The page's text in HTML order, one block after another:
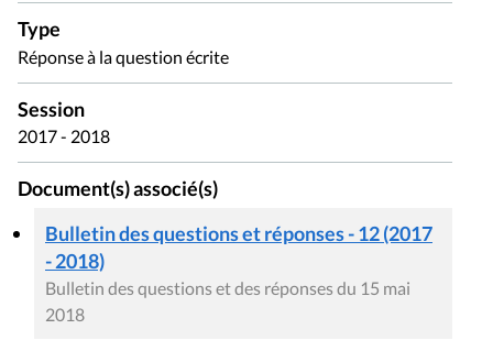
Type
Réponse à la question écrite
Session
2017 - 2018
Document(s) associé(s)
Bulletin des questions et réponses - 12 (2017
- 2018)
Bulletin des questions et des réponses du 15 mai
2018